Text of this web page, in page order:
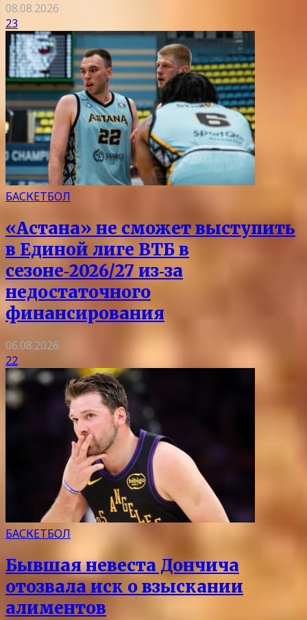
08.08.2026
23
БАСКЕТБОЛ
«Астана» не сможет выступить
в Единой лиге ВТБ в
сезоне‑2026/27 из‑за
недостаточного
финансирования
06.08.2026
22
БАСКЕТБОЛ
Бывшая невеста Дончича
отозвала иск о взыскании
алиментов